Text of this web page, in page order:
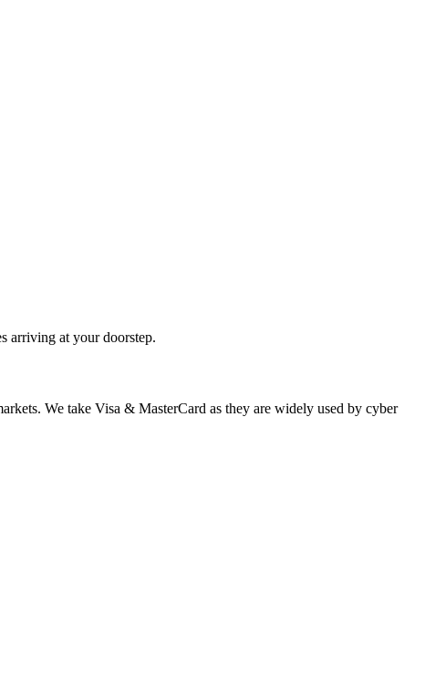
arriving at your doorstep.
We take Visa & MasterCard as they are widely used by cyber